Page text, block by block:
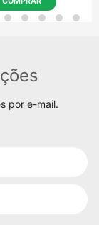
por e-mail.